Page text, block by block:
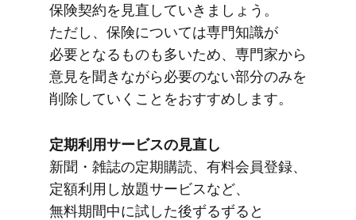
保険契約を​見直していきましょう。​
ただし、​保険に​ついては​専門知識が​
必要と​なる​ものも​多いため、​専門家から​
意見を​聞きながら​必要の​ない​部分のみを​
削除していく​ことを​おすすめします。
定期利用サービスの​見直し
新聞・雑誌の​定期購読、​有料会員登録、​
定額利用し放題サービスなど、​
無料期間中に​試した​後ずるずると​